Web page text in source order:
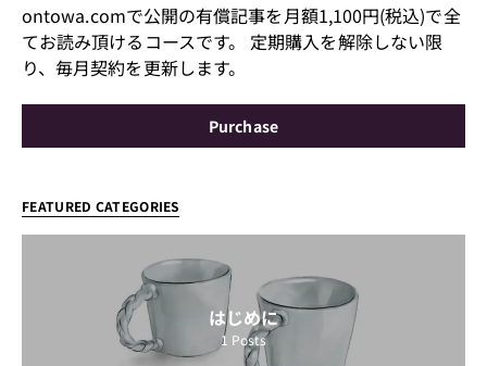
ontowa.comで公開の有償記事を月額1,100円(税込)で全
てお読み頂けるコースです。 定期購入を解除しない限
り、毎月契約を更新します。
Purchase
FEATURED CATEGORIES
はじめに
1 Posts